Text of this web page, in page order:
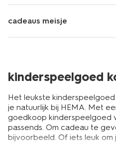
cadeaus meisje
kinderspeelgoed
Het leukste
je natuurlijk bij HEMA. Met
goedkoop kinderspeelgoed
passends. Om cadeau te
bijvoorbeeld. Of iets leuk om